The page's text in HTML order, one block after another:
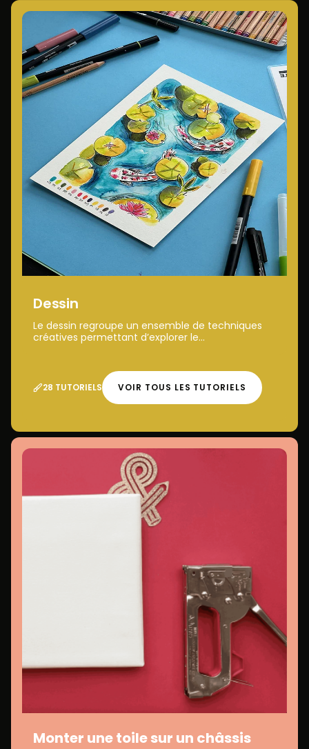
Dessin
Le dessin regroupe un ensemble de techniques
créatives permettant d’explorer le...
28 TUTORIELS VOIR TOUS LES TUTORIELS
Monter une toile sur un châssis